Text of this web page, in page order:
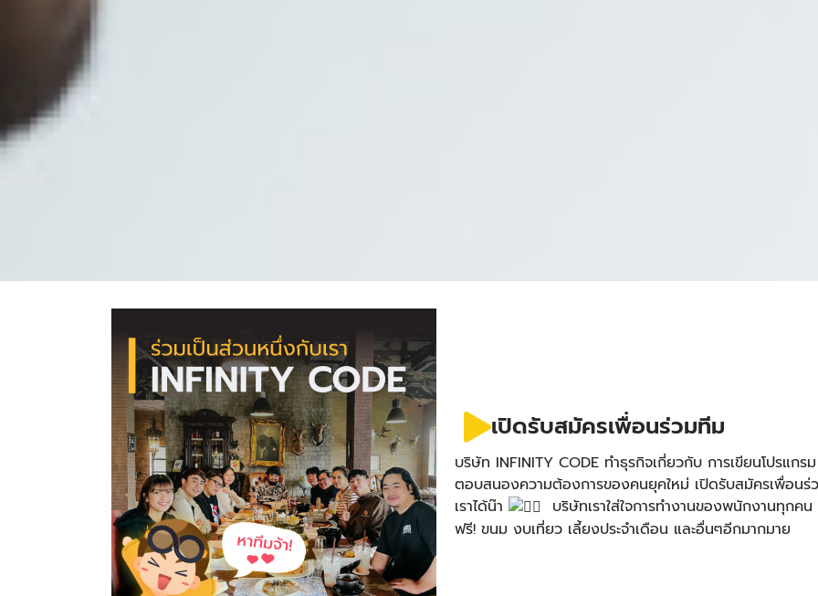
เปิดรับสมัครเพื่อนร่วมทีม
บริษัท INFINITY CODE ทำธุรกิจเกี่ยวกับ การเขียนโปร
ตอบสนองความต้องการของคนยุคใหม่ เปิดรับสมัครเพื่อน
เราได้น๊า
บริษัทเราใส่ใจการทำงานของพนักงานทุก
ฟรี! ขนม งบเที่ยว เลี้ยงประจำเดือน และอื่นๆอีกมากมาย